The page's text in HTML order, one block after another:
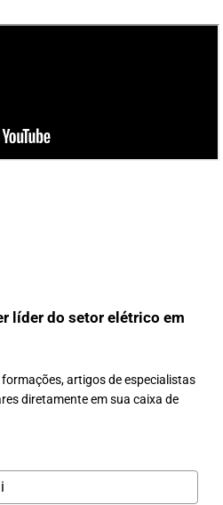
líder do setor elétrico em
artigos de especialistas
diretamente em sua caixa de